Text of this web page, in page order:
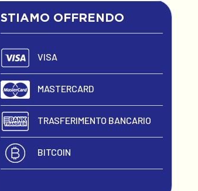
STIAMO OFFRENDO
VISA
MASTERCARD
TRASFERIMENTO BANCARIO
BITCOIN